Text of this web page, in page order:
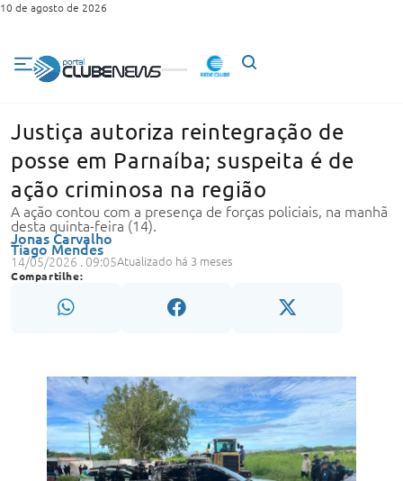
10 de agosto de 2026
Justiça autoriza reintegração de
posse em Parnaíba; suspeita é de
ação criminosa na região
A ação contou com a presença de forças policiais, na manhã
desta quinta-feira (14).
Jonas Carvalho
Tiago Mendes
14/05/2026 . 09:05Atualizado há 3 meses
Compartilhe: